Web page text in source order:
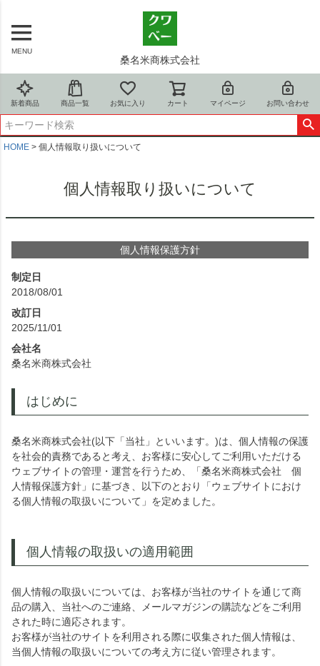
MENU
桑名米商株式会社
新着商品 商品一覧 お気に入り カート マイページ お問い合わせ
HOME 個人情報取り扱いについて
個人情報取り扱いについて
個人情報保護方針
制定日
2018/08/01
改訂日
2025/11/01
会社名
桑名米商株式会社
はじめに
桑名米商株式会社(以下「当社」といいます。)は、個人情報の保護
を社会的責務であると考え、お客様に安心してご利用いただける
ウェブサイトの管理・運営を行うため、「桑名米商株式会社 個
人情報保護方針」に基づき、以下のとおり「ウェブサイトにおけ
る個人情報の取扱いについて」を定めました。
個人情報の取扱いの適用範囲
個人情報の取扱いについては、お客様が当社のサイトを通じて商
品の購入、当社へのご連絡、メールマガジンの購読などをご利用
された時に適応されます。
お客様が当社のサイトを利用される際に収集された個人情報は、
当個人情報の取扱いについての考え方に従い管理されます。